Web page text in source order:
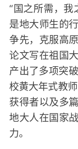
“国之所需，
是地大师生的
争先，克服高
论文写在祖国
产出了多项突
校黄大年式教
获得者以及多
地大人在国家
力。